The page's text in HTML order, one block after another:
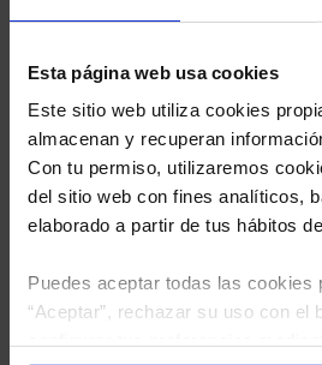
Esta página web usa cookies
Este sitio web utiliza cookies
almacenan y recuperan
Con tu permiso, utilizaremos
del sitio web con fines analíticos,
elaborado a partir de tus hábitos
Puedes aceptar todas las cookies
“Aceptar”, rechazar su uso con el